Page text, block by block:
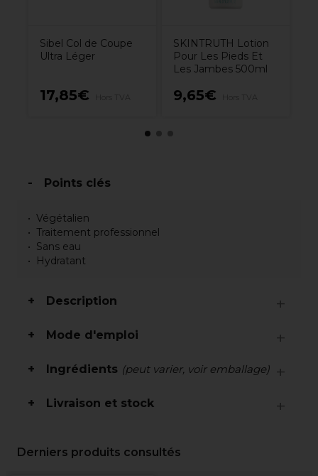
Sibel Col de Coupe
Ultra Léger
17,85€
SKINTRUTH Lotion
Pour Les Pieds Et
Les Jambes 500ml
9,65€
Points clés
Végétalien
Traitement professionnel
Sans eau
Hydratant
Description
Mode d'emploi
Ingrédients (peut varier, voir emballage)
Livraison et stock
Derniers produits consultés